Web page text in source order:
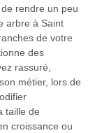
rendre un peu
arbre à Saint
de votre
des
rassuré,
métier, lors de
taille de
croissance ou